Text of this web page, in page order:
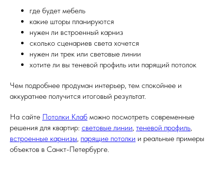
где будет мебель
какие шторы планируются
нужен ли встроенный карниз
сколько сценариев света хочется
нужен ли трек или световые линии
хотите ли вы теневой профиль или парящий потолок
Чем подробнее продуман интерьер, тем спокойнее и
аккуратнее получится итоговый результат.
На сайте Потолки Клаб можно посмотреть современные
решения для квартир: световые линии теневой профиль
встроенные карнизы парящие потолки и реальные примеры
объектов в Санкт-Петербурге.